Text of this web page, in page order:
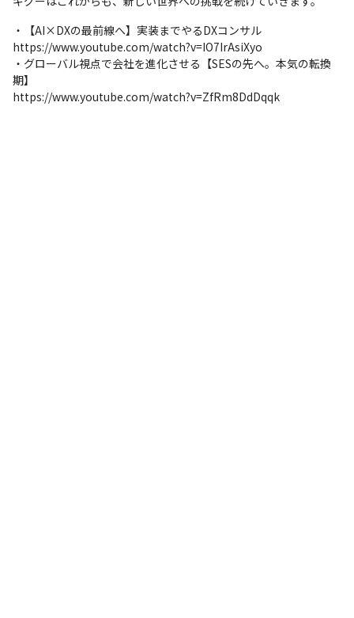
・【AI×DXの最前線へ】実装までやるDXコンサル
https://www.youtube.com/watch?v=IO7IrAsiXyo
・グローバル視点で会社を進化させる【SESの先へ。本気の転換
期】
https://www.youtube.com/watch?v=ZfRm8DdDqqk